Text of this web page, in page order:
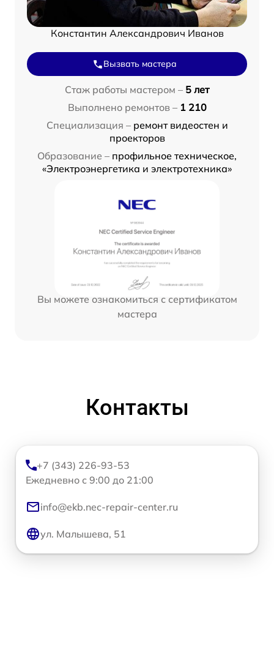
Константин Александрович Иванов
Вызвать мастера
Стаж работы мастером – 5 лет
Выполнено ремонтов – 1 210
Специализация – ремонт видеостен и
проекторов
Образование – профильное техническое,
«Электроэнергетика и электротехника»
Вы можете ознакомиться с сертификатом
мастера
Контакты
+7 (343) 226-93-53
Ежедневно с 9:00 до 21:00
info@ekb.nec-repair-center.ru
ул. Малышева, 51